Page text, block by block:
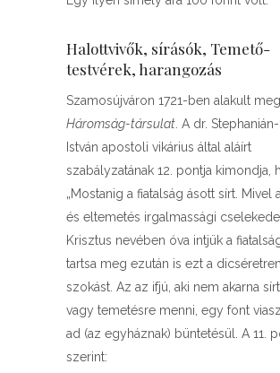
Halottvivők, sírásók, Temető-
testvérek, harangozás
Szamosújváron 1721-ben alakult
Háromság-társulat . A dr.
István apostoli vikárius által aláírt
szabályzatának 12. pontja kimondja,
„Mostanig a fiatalság ásott sírt. Mivel
és eltemetés irgalmassági
Krisztus nevében óva intjük a
tartsa meg ezután is ezt a
szokást. Az az ifjú, aki nem akarna sírt
vagy temetésre menni, egy font
ad (az egyháznak) büntetésül. A 11.
szerint: